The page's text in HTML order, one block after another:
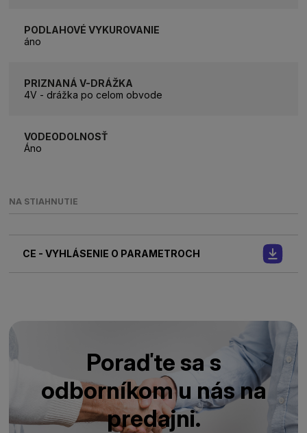
PODLAHOVÉ VYKUROVANIE
áno
PRIZNANÁ V-DRÁŽKA
4V - drážka po celom obvode
VODEODOLNOSŤ
Áno
NA STIAHNUTIE
CE - VYHLÁSENIE O PARAMETROCH
Poraďte sa s
odborníkom u nás na
predajni.